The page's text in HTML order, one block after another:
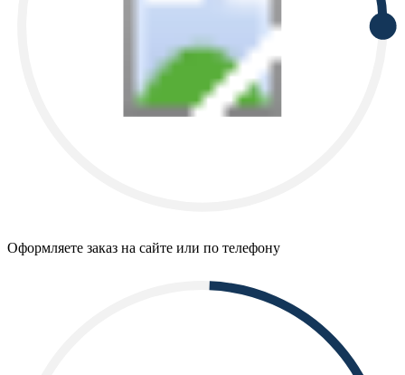
Оформляете заказ на сайте или по телефону